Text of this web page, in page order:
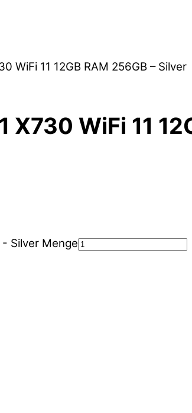
WiFi 11 12GB RAM 256GB – Silver
WiFi 11
- Silver Menge